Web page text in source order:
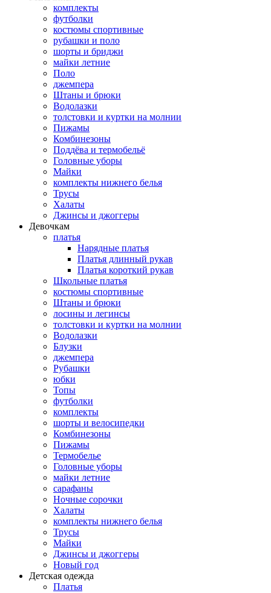
комплекты
футболки
костюмы спортивные
рубашки и поло
шорты и бриджи
майки летние
Поло
джемпера
Штаны и брюки
Водолазки
толстовки и куртки на молнии
Пижамы
Комбинезоны
Поддёва и термобельё
Головные уборы
Майки
комплекты нижнего белья
Трусы
Халаты
Джинсы и джоггеры
Девочкам
платья
Нарядные платья
Платья длинный рукав
Платья короткий рукав
Школьные платья
костюмы спортивные
Штаны и брюки
лосины и легинсы
толстовки и куртки на молнии
Водолазки
Блузки
джемпера
Рубашки
юбки
Топы
футболки
комплекты
шорты и велосипедки
Комбинезоны
Пижамы
Термобелье
Головные уборы
майки летние
сарафаны
Ночные сорочки
Халаты
комплекты нижнего белья
Трусы
Майки
Джинсы и джоггеры
Новый год
Детская одежда
Платья